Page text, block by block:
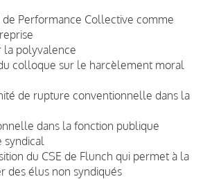
de Performance Collective comme
la polyvalence
colloque sur le harcèlement moral
de rupture conventionnelle dans la
dans la fonction publique
syndical
du CSE de Flunch qui permet à la
des élus non syndiqués